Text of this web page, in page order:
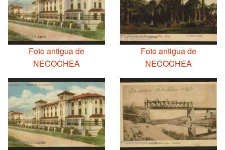
Foto antigua de
NECOCHEA
Foto antigua de
NECOCHEA